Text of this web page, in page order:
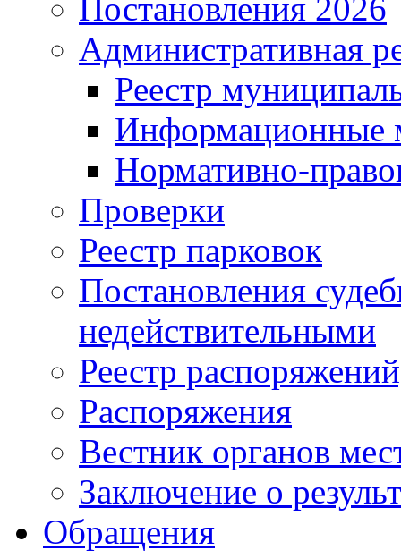
Постановления 2026
Административная
Реестр
Информационные
Нормативно-
Проверки
Реестр парковок
Постановления
недействительными
Реестр
Распоряжения
Вестник органов
Заключение о
Обращения